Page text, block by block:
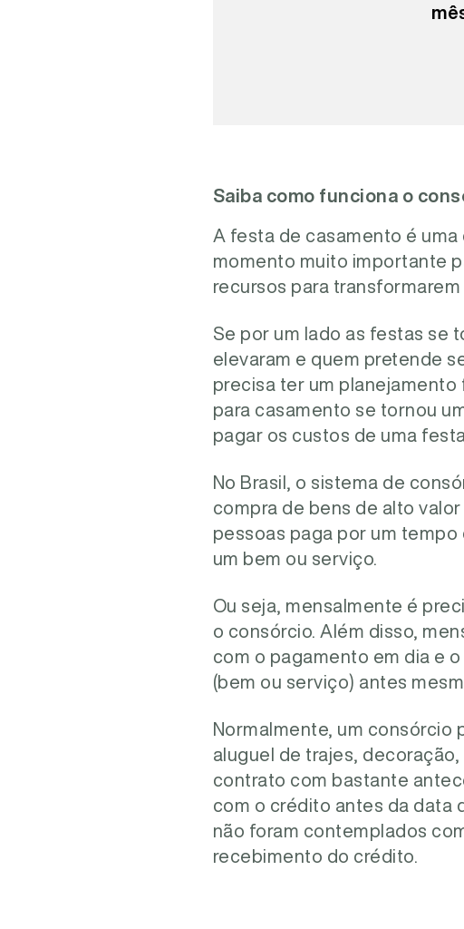
Saiba como funciona o
A festa de casamento é
momento muito importante
recursos para transformarem
Se por um lado as festas se
elevaram e quem pretende
precisa ter um
para casamento se tornou
pagar os custos de uma festa.
No Brasil, o sistema de
compra de bens de alto
pessoas paga por um tempo
um bem ou serviço.
Ou seja, mensalmente é
o consórcio. Além disso,
com o pagamento em dia e
(bem ou serviço) antes
Normalmente, um consórcio
aluguel de trajes,
contrato com bastante
com o crédito antes da data
não foram contemplados
recebimento do crédito.